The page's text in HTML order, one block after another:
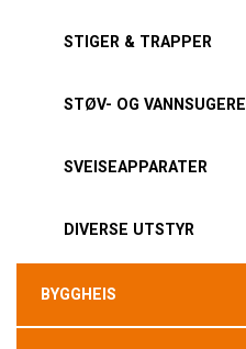
STIGER & TRAPPER
STØV- OG VANNSUGERE
SVEISEAPPARATER
DIVERSE UTSTYR
BYGGHEIS